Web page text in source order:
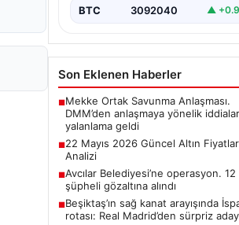
BTC 3092040 ▲
Son Eklenen Haberler
■Mekke Ortak Savunma Anlaşması.
DMM’den anlaşmaya yönelik
yalanlama geldi
■22 Mayıs 2026 Güncel Altın
Analizi
■Avcılar Belediyesi’ne operasyon. 12
şüpheli gözaltına alındı
■Beşiktaş’ın sağ kanat arayışında
rotası: Real Madrid’den sürpriz aday